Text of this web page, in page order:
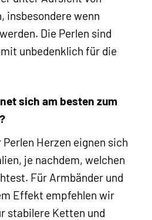
insbesondere wenn
Die Perlen sind
unbedenklich für die
sich am besten zum
Herzen eignen sich
je nachdem, welchen
Für Armbänder und
Effekt empfehlen wir
stabilere Ketten und